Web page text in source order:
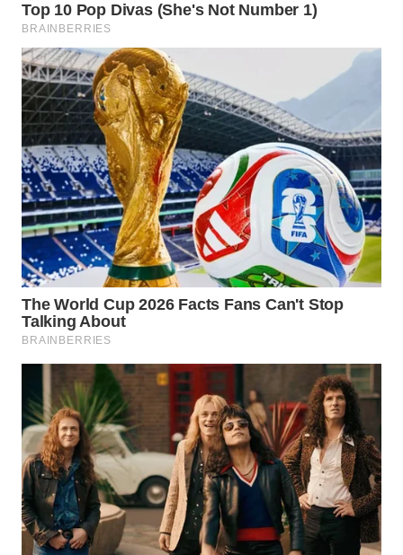
WN
MADURA
WN
SURABAYA
WN
NATUNA
WN
BINTAN
WN
MANDALIKA
WN
LIKUPANG
WN
LABUANBAJO
WN
BORNEO